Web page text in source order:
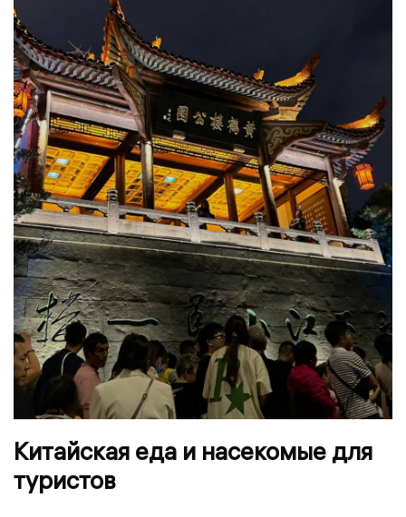
Китайская еда и насекомые для
туристов